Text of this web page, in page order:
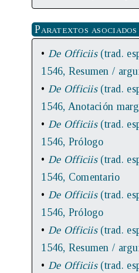
Paratextos asociados
• De Officiis(trad.
1546, Resumen /
• De Officiis(trad.
1546, Anotación
• De Officiis(trad.
1546, Prólogo
• De Officiis(trad.
1546, Comentario
• De Officiis(trad.
1546, Prólogo
• De Officiis(trad.
1546, Resumen /
• De Officiis(trad.